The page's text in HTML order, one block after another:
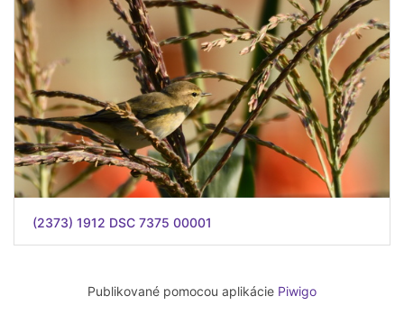
(2373) 1912 DSC 7375 00001
Publikované pomocou aplikácie Piwigo